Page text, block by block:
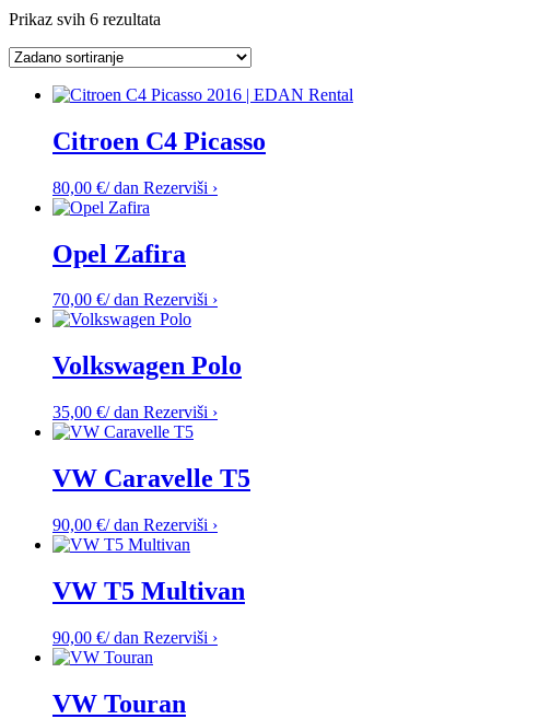
Prikaz svih 6 rezultata
Citroen C4 Picasso
80,00 €/ dan Rezerviši ›
Opel Zafira
70,00 €/ dan Rezerviši ›
Volkswagen Polo
35,00 €/ dan Rezerviši ›
VW Caravelle T5
90,00 €/ dan Rezerviši ›
VW T5 Multivan
90,00 €/ dan Rezerviši ›
VW Touran